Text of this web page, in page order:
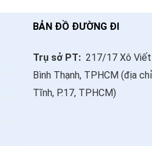
BẢN ĐỒ ĐƯỜNG ĐI
Trụ sở PT: 217/17 Xô Viết
Bình Thạnh, TPHCM (địa
Tĩnh, P.17, TPHCM)